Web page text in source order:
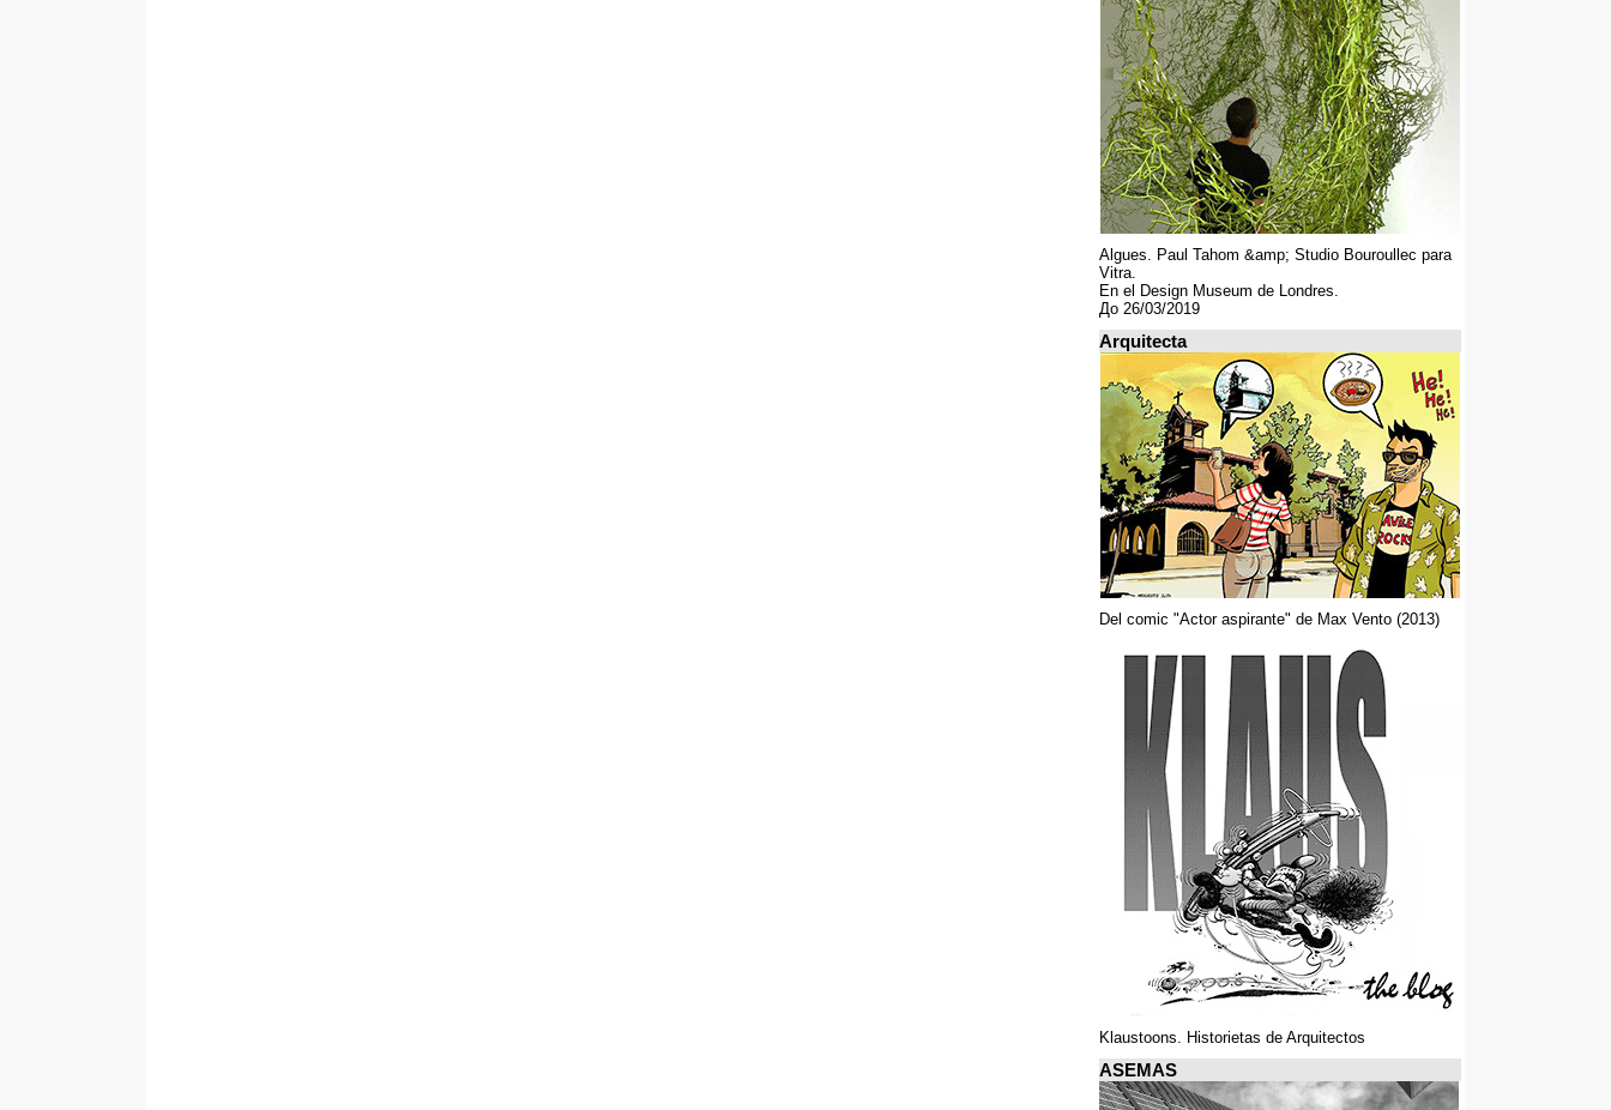
Algues. Paul Tahom &amp; Studio Bouroullec para
Vitra.
En el Design Museum de Londres.
До 26/03/2019
Arquitecta
Del comic "Actor aspirante" de Max Vento (2013)
Klaustoons. Historietas de Arquitectos
ASEMAS